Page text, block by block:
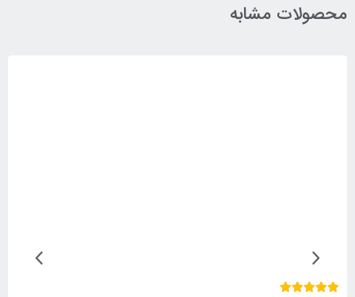
محصولات مشابه